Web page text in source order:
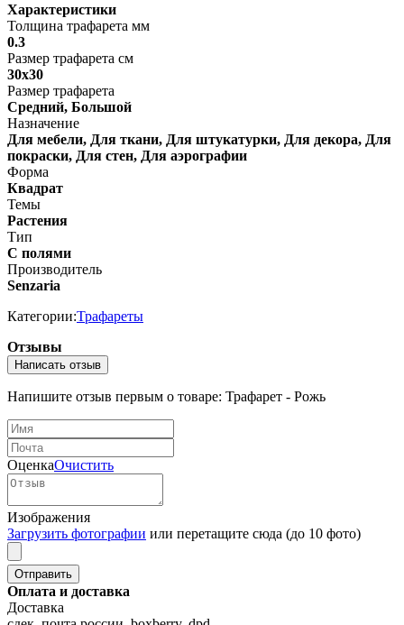
Характеристики
Толщина трафарета мм
0.3
Размер трафарета см
30х30
Размер трафарета
Средний, Большой
Назначение
Для мебели, Для ткани, Для штукатурки, Для декора, Для
покраски, Для стен, Для аэрографии
Форма
Квадрат
Темы
Растения
Тип
С полями
Производитель
Senzaria
Категории:Трафареты
Отзывы
Написать отзыв
Напишите отзыв первым о товаре: Трафарет - Рожь
ОценкаОчистить
Изображения
Загрузить фотографии или перетащите сюда (до 10 фото)
Оплата и доставка
Доставка